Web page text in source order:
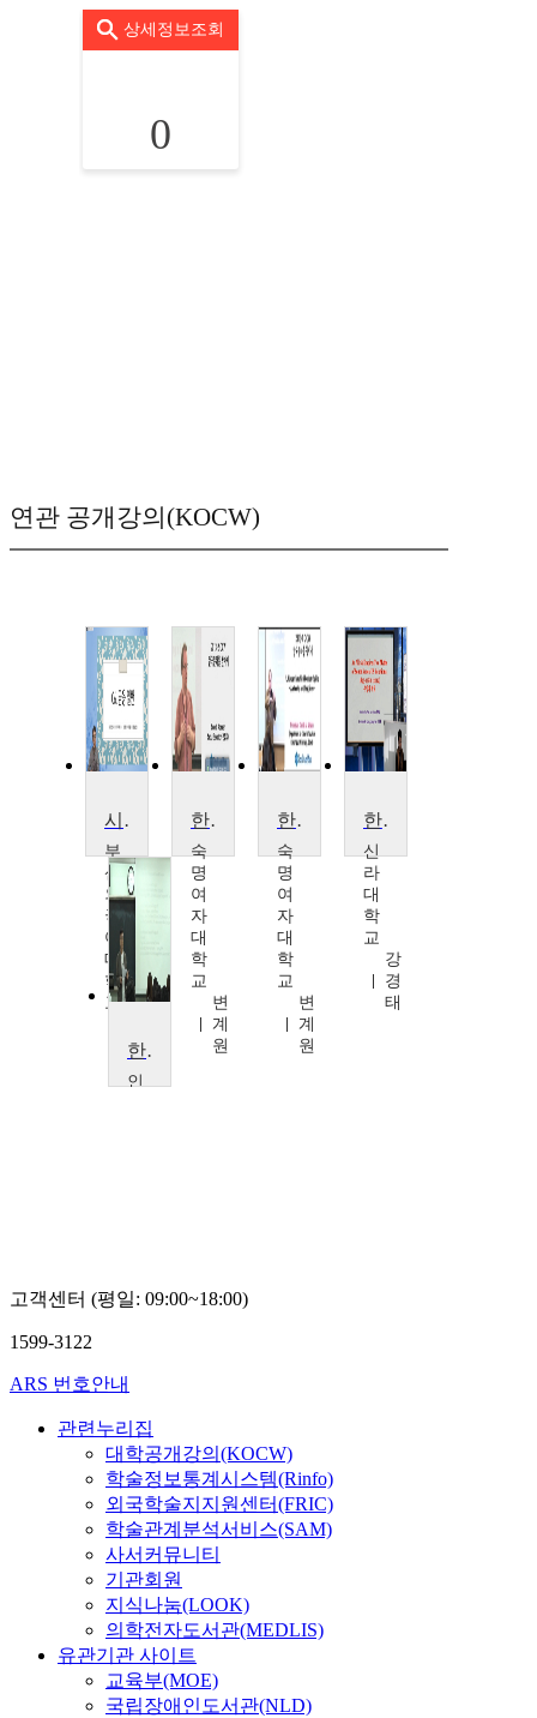
상세정보조회
0
연관 공개강의(KOCW)
시사한국어 Ⅱ
부
산
외
국
어
대
학
교
도
한국문화를 찾아서
숙
명
여
자
대
학
교
변
계
원
한국문화를 찾아서
숙
명
여
자
대
학
교
변
계
원
한미국제관계
신
라
대
학
교
강
경
태
한국경제론
인
고객센터 (평일: 09:00~18:00)
1599-3122
ARS 번호안내
관련누리집
대학공개강의(KOCW)
학술정보통계시스템(Rinfo)
외국학술지지원센터(FRIC)
학술관계분석서비스(SAM)
사서커뮤니티
기관회원
지식나눔(LOOK)
의학전자도서관(MEDLIS)
유관기관 사이트
교육부(MOE)
국립장애인도서관(NLD)